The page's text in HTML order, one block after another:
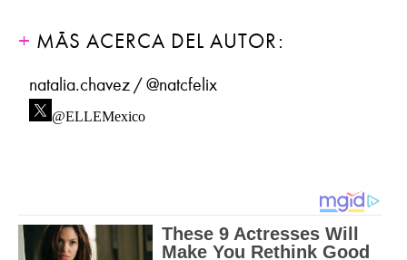
MÁS ACERCA DEL AUTOR:
natalia.chavez / @natcfelix
@ELLEMexico